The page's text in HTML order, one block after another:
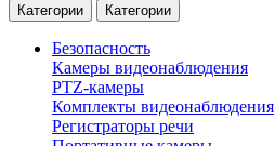
Категории Категории
Безопасность
Камеры видеонаблюдения
PTZ-камеры
Комплекты видеонаблюдения
Регистраторы речи